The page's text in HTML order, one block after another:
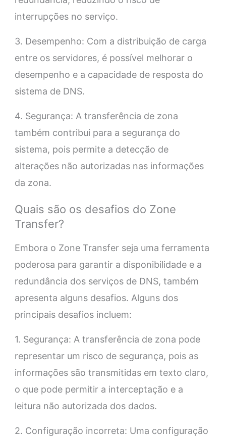
interrupções no serviço.
3. Desempenho: Com a distribuição de carga
entre os servidores, é possível melhorar o
desempenho e a capacidade de resposta do
sistema de DNS.
4. Segurança: A transferência de zona
também contribui para a segurança do
sistema, pois permite a detecção de
alterações não autorizadas nas informações
da zona.
Quais são os desafios do Zone
Transfer?
Embora o Zone Transfer seja uma ferramenta
poderosa para garantir a disponibilidade e a
redundância dos serviços de DNS, também
apresenta alguns desafios. Alguns dos
principais desafios incluem:
1. Segurança: A transferência de zona pode
representar um risco de segurança, pois as
informações são transmitidas em texto claro,
o que pode permitir a interceptação e a
leitura não autorizada dos dados.
2. Configuração incorreta: Uma configuração